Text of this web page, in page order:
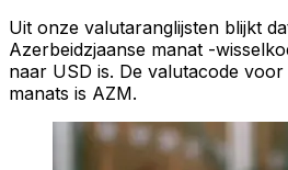
Uit onze valutaranglijsten blijkt
Azerbeidzjaanse manat -
naar USD is. De valutacode
manats is AZM.